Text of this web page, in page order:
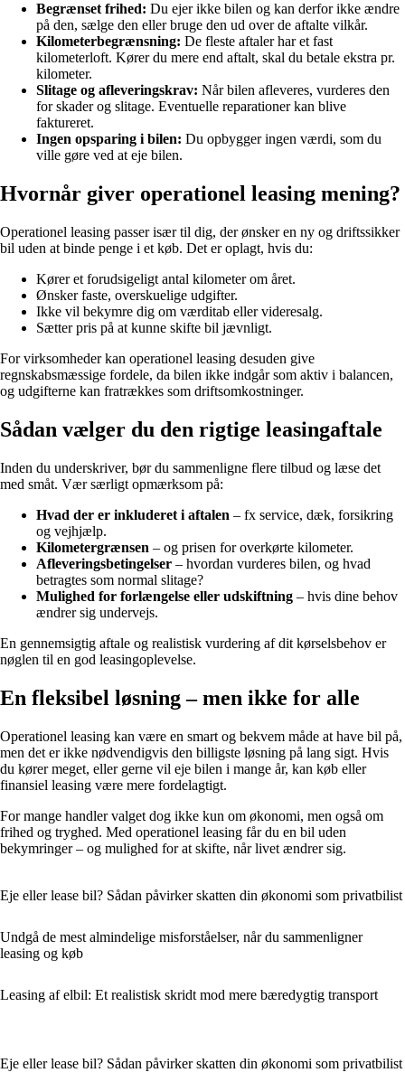
Begrænset frihed: Du ejer ikke bilen og kan derfor ikke ændre
på den, sælge den eller bruge den ud over de aftalte vilkår.
Kilometerbegrænsning: De fleste aftaler har et fast
kilometerloft. Kører du mere end aftalt, skal du betale ekstra pr.
kilometer.
Slitage og afleveringskrav: Når bilen afleveres, vurderes den
for skader og slitage. Eventuelle reparationer kan blive
faktureret.
Ingen opsparing i bilen: Du opbygger ingen værdi, som du
ville gøre ved at eje bilen.
Hvornår giver operationel leasing mening?
Operationel leasing passer især til dig, der ønsker en ny og driftssikker
bil uden at binde penge i et køb. Det er oplagt, hvis du:
Kører et forudsigeligt antal kilometer om året.
Ønsker faste, overskuelige udgifter.
Ikke vil bekymre dig om værditab eller videresalg.
Sætter pris på at kunne skifte bil jævnligt.
For virksomheder kan operationel leasing desuden give
regnskabsmæssige fordele, da bilen ikke indgår som aktiv i balancen,
og udgifterne kan fratrækkes som driftsomkostninger.
Sådan vælger du den rigtige leasingaftale
Inden du underskriver, bør du sammenligne flere tilbud og læse det
med småt. Vær særligt opmærksom på:
Hvad der er inkluderet i aftalen – fx service, dæk, forsikring
og vejhjælp.
Kilometergrænsen – og prisen for overkørte kilometer.
Afleveringsbetingelser – hvordan vurderes bilen, og hvad
betragtes som normal slitage?
Mulighed for forlængelse eller udskiftning – hvis dine behov
ændrer sig undervejs.
En gennemsigtig aftale og realistisk vurdering af dit kørselsbehov er
nøglen til en god leasingoplevelse.
En fleksibel løsning – men ikke for alle
Operationel leasing kan være en smart og bekvem måde at have bil på,
men det er ikke nødvendigvis den billigste løsning på lang sigt. Hvis
du kører meget, eller gerne vil eje bilen i mange år, kan køb eller
finansiel leasing være mere fordelagtigt.
For mange handler valget dog ikke kun om økonomi, men også om
frihed og tryghed. Med operationel leasing får du en bil uden
bekymringer – og mulighed for at skifte, når livet ændrer sig.
Eje eller lease bil? Sådan påvirker skatten din økonomi som privatbilist
Undgå de mest almindelige misforståelser, når du sammenligner
leasing og køb
Leasing af elbil: Et realistisk skridt mod mere bæredygtig transport
Eje eller lease bil? Sådan påvirker skatten din økonomi som privatbilist